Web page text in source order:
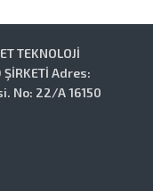
TEKNOLOJİ
ŞİRKETİ Adres:
No: 22/A 16150